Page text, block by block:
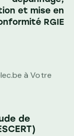
et mise en
RGIE
de